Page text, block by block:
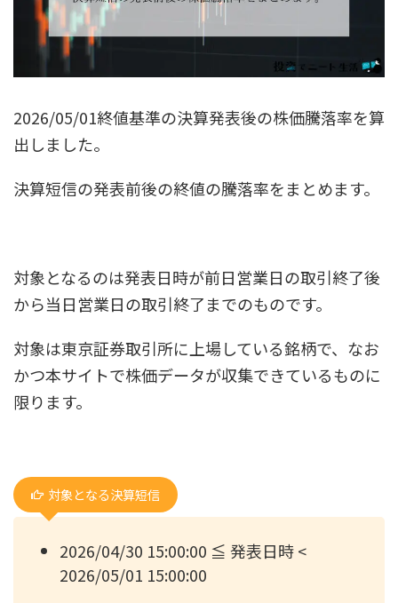
2026/05/01終値基準の決算発表後の株価騰落率を算
出しました。
決算短信の発表前後の終値の騰落率をまとめます。
対象となるのは発表日時が前日営業日の取引終了後
から当日営業日の取引終了までのものです。
対象は東京証券取引所に上場している銘柄で、なお
かつ本サイトで株価データが収集できているものに
限ります。
対象となる決算短信
2026/04/30 15:00:00 ≦ 発表日時 <
2026/05/01 15:00:00